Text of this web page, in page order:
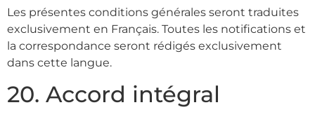
Les présentes conditions générales seront traduites
exclusivement en Français. Toutes les notifications et
la correspondance seront rédigés exclusivement
dans cette langue.
20. Accord intégral